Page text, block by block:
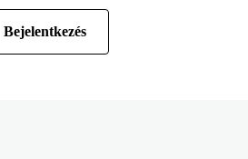
Bejelentkezés